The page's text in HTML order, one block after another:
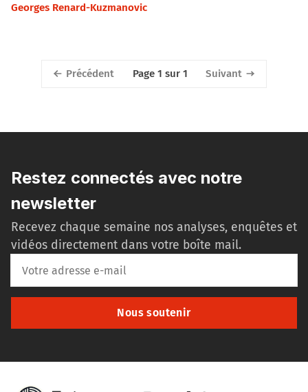
Georges Renard-Kuzmanovic
Précédent Page 1 sur 1 Suivant
Restez connectés avec notre
newsletter
Recevez chaque semaine nos analyses, enquêtes et
vidéos directement dans votre boîte mail.
Nous soutenir